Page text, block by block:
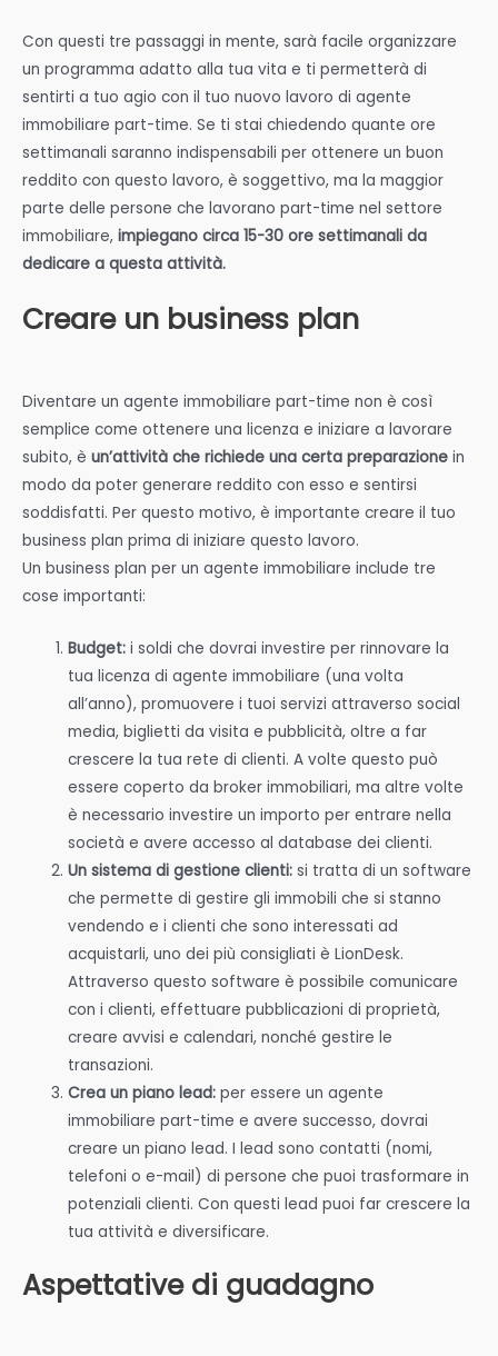
Con questi tre passaggi in mente, sarà facile organizzare
un programma adatto alla tua vita e ti permetterà di
sentirti a tuo agio con il tuo nuovo lavoro di agente
immobiliare part-time. Se ti stai chiedendo quante ore
settimanali saranno indispensabili per ottenere un buon
reddito con questo lavoro, è soggettivo, ma la maggior
parte delle persone che lavorano part-time nel settore
immobiliare, impiegano circa 15-30 ore settimanali da
dedicare a questa attività.
Creare un business plan
Diventare un agente immobiliare part-time non è così
semplice come ottenere una licenza e iniziare a lavorare
subito, è un’attività che richiede una certa preparazione in
modo da poter generare reddito con esso e sentirsi
soddisfatti. Per questo motivo, è importante creare il tuo
business plan prima di iniziare questo lavoro.
Un business plan per un agente immobiliare include tre
cose importanti:
Budget: i soldi che dovrai investire per rinnovare la
tua licenza di agente immobiliare (una volta
all’anno), promuovere i tuoi servizi attraverso social
media, biglietti da visita e pubblicità, oltre a far
crescere la tua rete di clienti. A volte questo può
essere coperto da broker immobiliari, ma altre volte
è necessario investire un importo per entrare nella
società e avere accesso al database dei clienti.
Un sistema di gestione clienti:si tratta di un software
che permette di gestire gli immobili che si stanno
vendendo e i clienti che sono interessati ad
acquistarli, uno dei più consigliati è LionDesk.
Attraverso questo software è possibile comunicare
con i clienti, effettuare pubblicazioni di proprietà,
creare avvisi e calendari, nonché gestire le
transazioni.
Crea un piano lead:per essere un agente
immobiliare part-time e avere successo, dovrai
creare un piano lead. I lead sono contatti (nomi,
telefoni o e-mail) di persone che puoi trasformare in
potenziali clienti. Con questi lead puoi far crescere la
tua attività e diversificare.
Aspettative di guadagno